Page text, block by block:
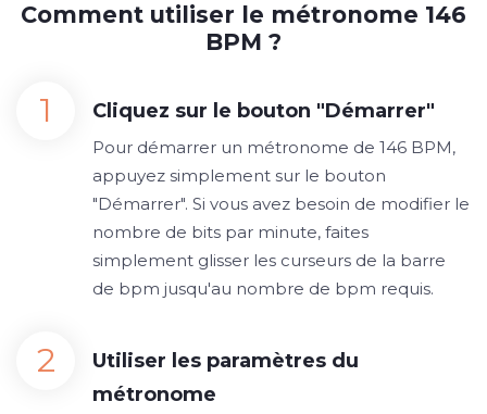
Comment utiliser le métronome 146
BPM ?
Cliquez sur le bouton "Démarrer"
Pour démarrer un métronome de 146 BPM,
appuyez simplement sur le bouton
"Démarrer". Si vous avez besoin de modifier le
nombre de bits par minute, faites
simplement glisser les curseurs de la barre
de bpm jusqu'au nombre de bpm requis.
Utiliser les paramètres du
métronome